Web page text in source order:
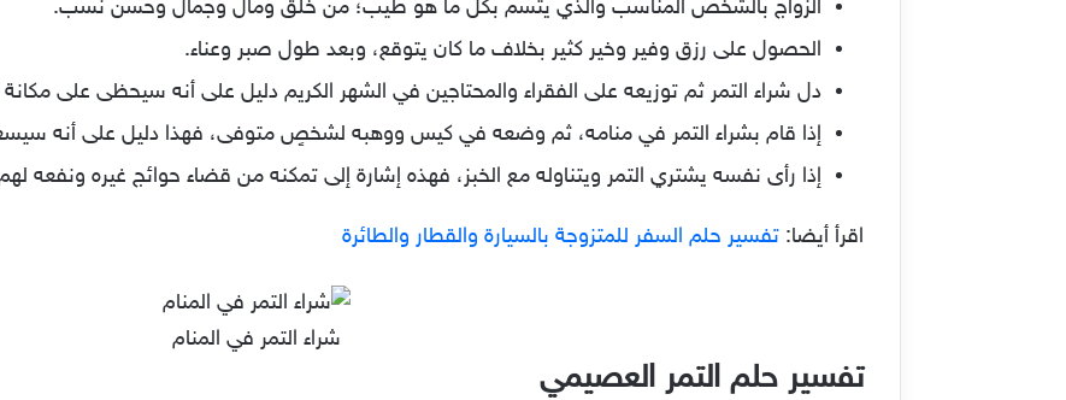
الزواج بالشخص المناسب والذي يتسم بكل ما هو طيب؛ من خلق ومال وجمال وحسن نسب.
الحصول على رزق وفير وخير كثير بخلاف ما كان يتوقع، وبعد طول صبر وعناء.
دل شراء التمر ثم توزيعه على الفقراء والمحتاجين في الشهر الكريم دليل على أنه سيحظى على مكانة
إذا قام بشراء التمر في منامه، ثم وضعه في كيس ووهبه لشخصٍ متوفى، فهذا دليل على أنه
إذا رأى نفسه يشتري التمر ويتناوله مع الخبز، فهذه إشارة إلى تمكنه من قضاء حوائج غيره ونفعه
اقرأ أيضا: تفسير حلم السفر للمتزوجة بالسيارة والقطار والطائرة
شراء التمر في المنام
تفسير حلم التمر العصيمي